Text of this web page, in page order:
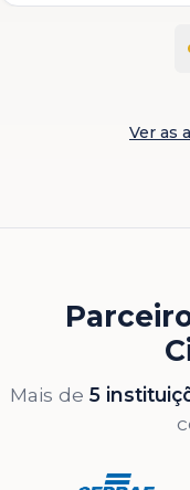
Ver as
Mais de 5